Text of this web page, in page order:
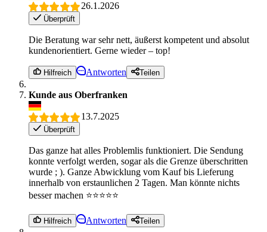
26.1.2026
Überprüft
Die Beratung war sehr nett, äußerst kompetent und absolut
kundenorientiert. Gerne wieder – top!
Hilfreich Antworten Teilen
Kunde aus Oberfranken
13.7.2025
Überprüft
Das ganze hat alles Problemlis funktioniert. Die Sendung
konnte verfolgt werden, sogar als die Grenze überschritten
wurde ; ). Ganze Abwicklung vom Kauf bis Lieferung
innerhalb von erstaunlichen 2 Tagen. Man könnte nichts
besser machen ⭐️⭐️⭐️⭐️⭐️
Hilfreich Antworten Teilen